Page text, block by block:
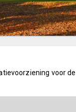
voor